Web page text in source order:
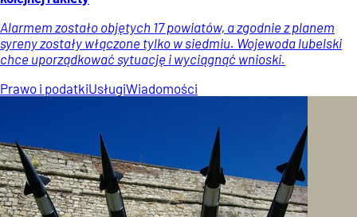
Alarmem zostało objętych 17 powiatów, a zgodnie z planem
syreny zostały włączone tylko w siedmiu. Wojewoda lubelski
chce uporządkować sytuację i wyciągnąć wnioski.
Prawo i podatkiUsługiWiadomości